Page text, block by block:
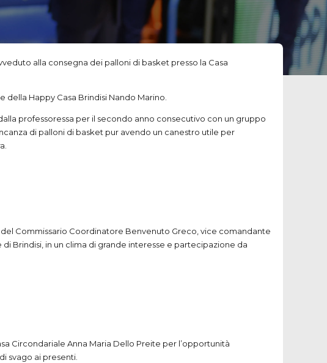
alla consegna dei palloni di basket presso la Casa
della Happy Casa Brindisi Nando Marino.
professoressa per il secondo anno consecutivo con un gruppo
di palloni di basket pur avendo un canestro utile per
Commissario Coordinatore Benvenuto Greco, vice comandante
Brindisi, in un clima di grande interesse e partecipazione da
Circondariale Anna Maria Dello Preite per l’opportunità
svago ai presenti.